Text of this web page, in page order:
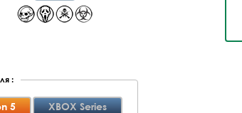
:
5 XBOX Series